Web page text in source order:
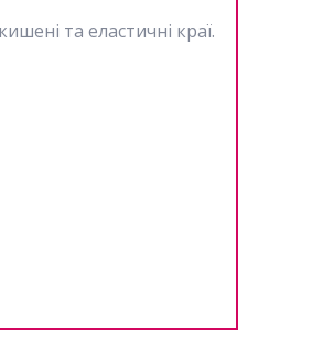
та еластичні краї.